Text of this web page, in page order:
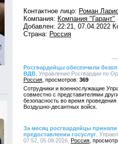
Контактное лицо: Роман
Компания: Компания "Гарант"
Добавлен: 22:21, 07.04.2022
Страна: Россия
Росгвардейцы обеспечили
ВДВ , Управление Росгвардии по
Россия
369
Сотрудники и военнослужащие
совместно с представителями
безопасность во время
Воздушно-десантных войск.
За месяц росгвардейцы приняли
предоставлении госуслуг ,
07:52, 05.08.2026, Россия